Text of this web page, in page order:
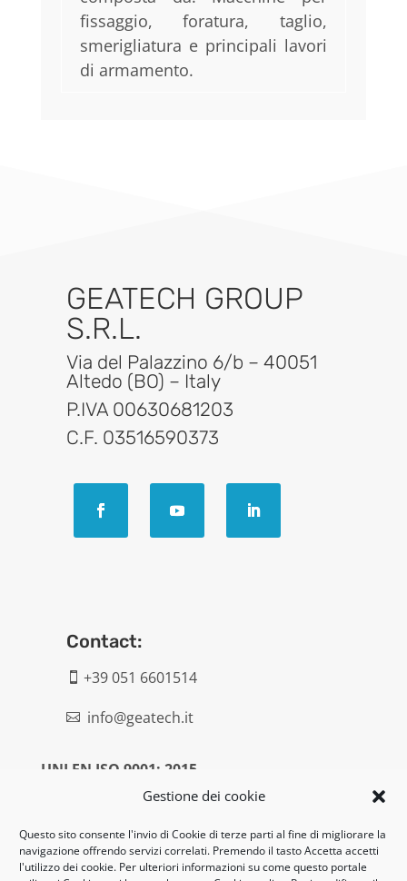
Gestione dei cookie
Questo sito consente l'invio di Cookie di terze parti al fine di migliorare la
navigazione offrendo servizi correlati. Premendo il tasto Accetta accetti
l'utilizzo dei cookie. Per ulteriori informazioni su come questo portale
fissaggio, foratura, taglio,
smerigliatura e principali lavori
di armamento.
GEATECH GROUP
S.R.L.
Via del Palazzino 6/b – 40051
Altedo (BO) – Italy
P.IVA 00630681203
C.F. 03516590373
Contact:
 +39 051 6601514
 info@geatech.it
UNI EN ISO 9001: 2015
Privacy policy